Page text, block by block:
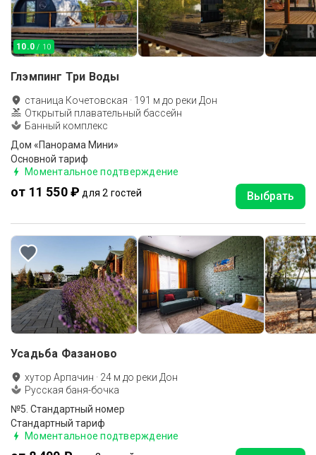
10.0 / 10
Глэмпинг Три Воды
станица Кочетовская · 191 м до реки Дон
Открытый плавательный бассейн
Банный комплекс
Дом «Панорама Мини»
Основной тариф
Моментальное подтверждение
от 11 550 ₽ для 2 гостей Выбрать
Усадьба Фазаново
хутор Арпачин · 24 м до реки Дон
Русская баня-бочка
№5. Стандартный номер
Стандартный тариф
Моментальное подтверждение